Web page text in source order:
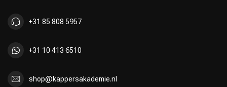
+31 85 808 5957
+31 10 413 6510
shop@kappersakademie.nl